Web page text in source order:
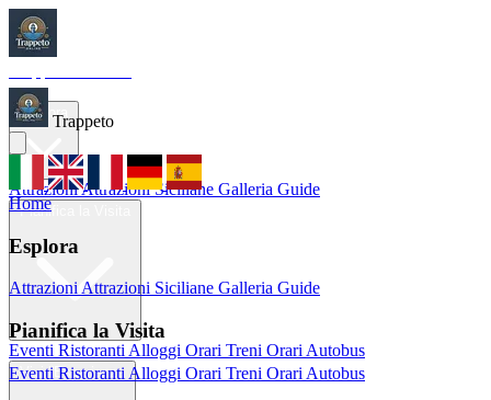
Home
AttrazioniAttrazioni Siciliane Galleria Guide
Eventi Ristoranti Alloggi Orari Treni Orari Autobus
Trappeto
Home
Esplora
AttrazioniAttrazioni Siciliane Galleria Guide
Pianifica la Visita
Eventi Ristoranti Alloggi Orari Treni Orari Autobus